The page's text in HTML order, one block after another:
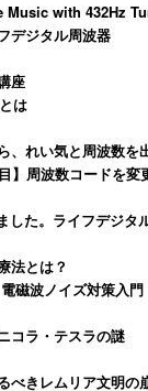
Music with 432Hz
デジタル周波器
座
は
、れい気と周波数を
】周波数コードを
た。ライフデジタ
法とは？
磁波ノイズ対策入門
コラ・テスラの謎
べきレムリア文明の